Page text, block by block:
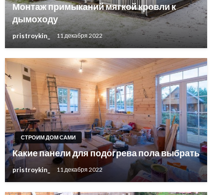
Монтаж примыканий мягкой кровли к
дымоходу
pristroykin_ 11 декабря 2022
СТРОИМ ДОМ САМИ
Какие панели для подогрева пола выбрать
pristroykin_ 11 декабря 2022